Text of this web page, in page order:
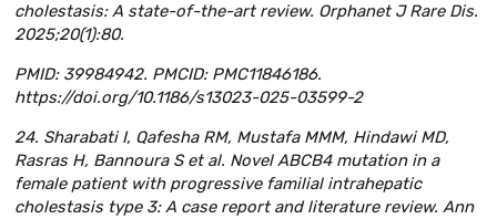
cholestasis: A state-of-the-art review. Orphanet J Rare Dis.
2025;20(1):80.
PMID: 39984942. PMCID: PMC11846186.
https://doi.org/10.1186/s13023-025-03599-2
24. Sharabati I, Qafesha RM, Mustafa MMM, Hindawi MD,
Rasras H, Bannoura S et al. Novel ABCB4 mutation in a
female patient with progressive familial intrahepatic
cholestasis type 3: A case report and literature review. Ann